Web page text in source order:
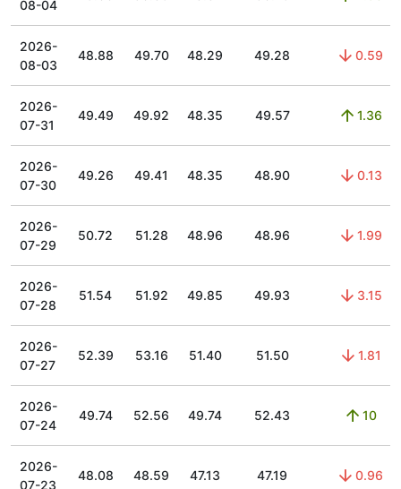
08-04
2026-
08-03
48.88 49.70 48.29 49.28 0.59
2026-
07-31
49.49 49.92 48.35 49.57 1.36
2026-
07-30
49.26 49.41 48.35 48.90 0.13
2026-
07-29
50.72 51.28 48.96 48.96 1.99
2026-
07-28
51.54 51.92 49.85 49.93 3.15
2026-
07-27
52.39 53.16 51.40 51.50 1.81
2026-
07-24
49.74 52.56 49.74 52.43 10
2026-
07-23
48.08 48.59 47.13 47.19 0.96